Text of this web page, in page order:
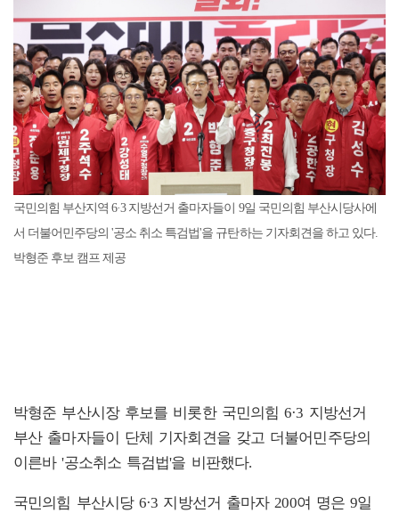
국민의힘 부산지역 6·3 지방선거 출마자들이 9일 국민의힘 부산시당사에
서 더불어민주당의 '공소 취소 특검법'을 규탄하는 기자회견을 하고 있다.
박형준 후보 캠프 제공
박형준 부산시장 후보를 비롯한 국민의힘 6·3 지방선거
부산 출마자들이 단체 기자회견을 갖고 더불어민주당의
이른바 '공소취소 특검법'을 비판했다.
국민의힘 부산시당 6·3 지방선거 출마자 200여 명은 9일